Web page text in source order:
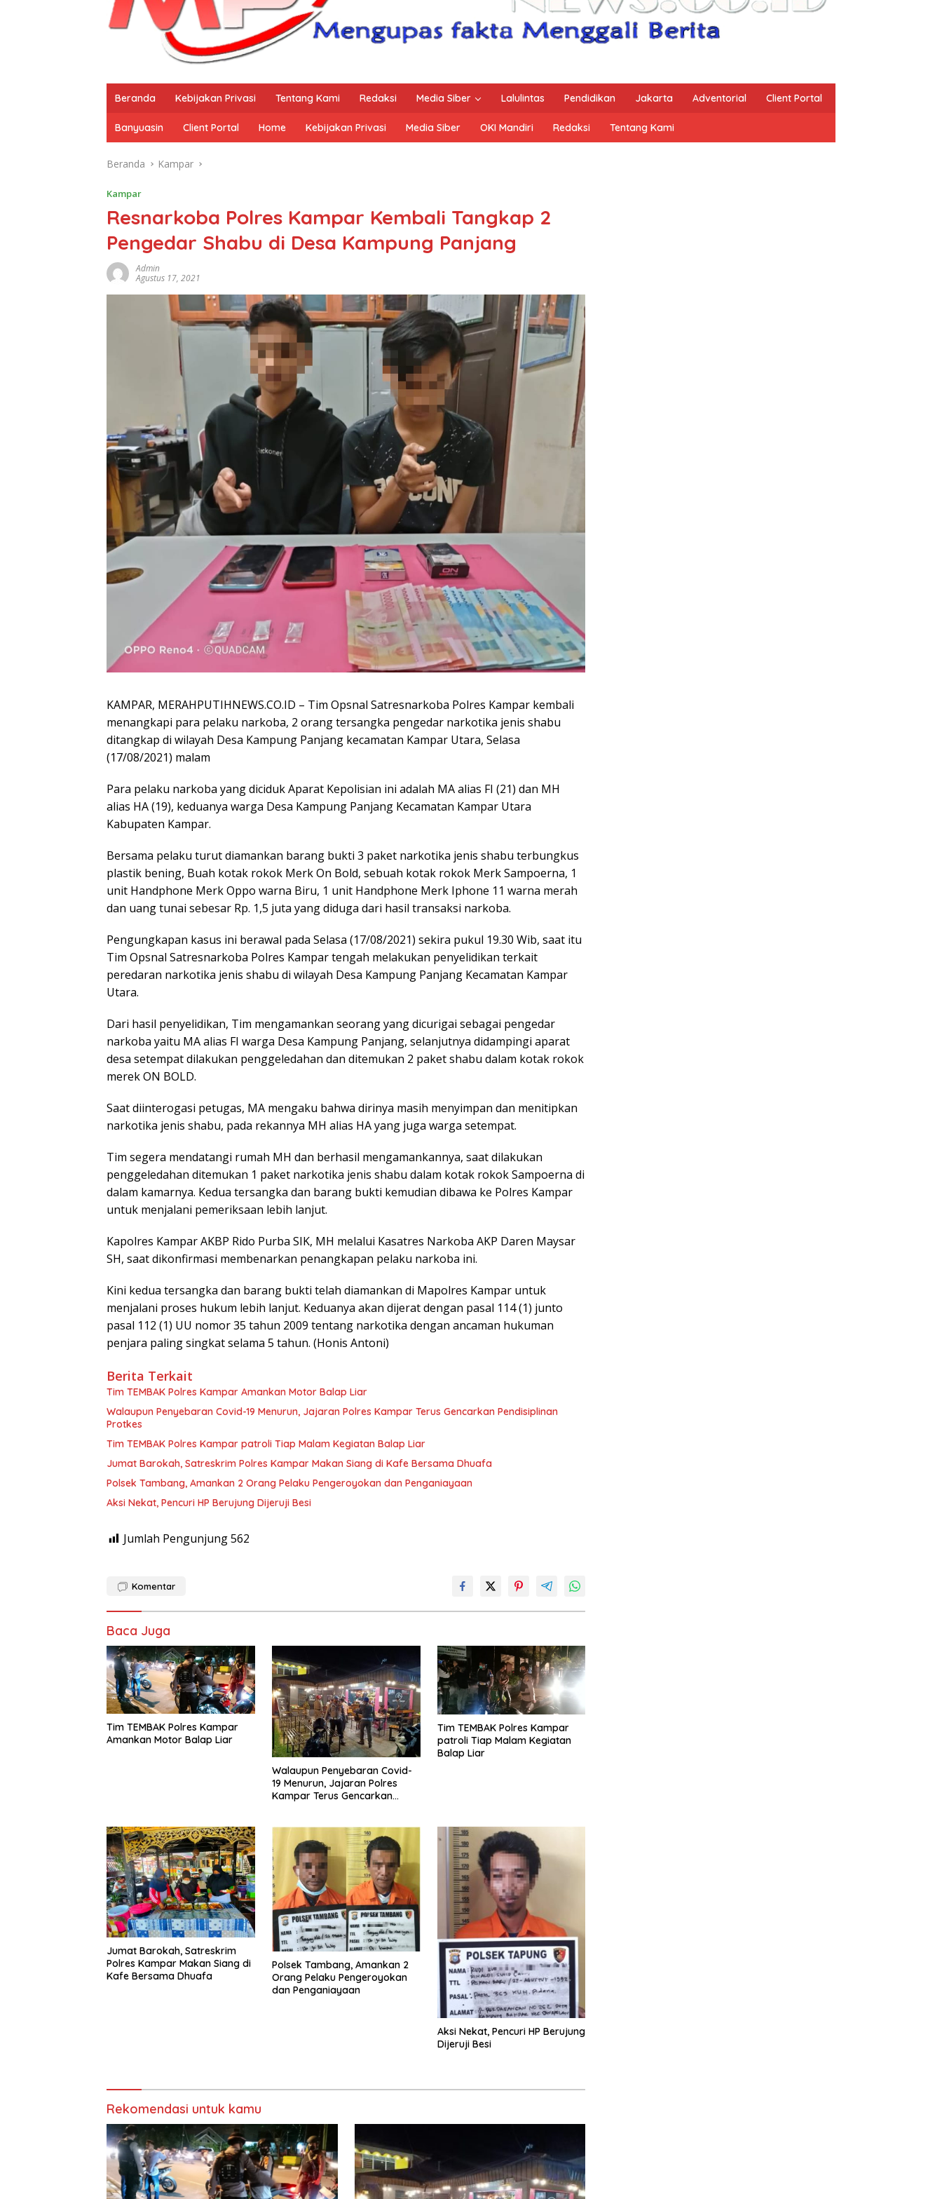
Beranda Kebijakan Privasi Tentang Kami Redaksi Media Siber Lalulintas Pendidikan Jakarta Adventorial Client Portal
Banyuasin Client Portal Home Kebijakan Privasi Media Siber OKI Mandiri Redaksi Tentang Kami
Beranda Kampar
Kampar
Resnarkoba Polres Kampar Kembali Tangkap 2
Pengedar Shabu di Desa Kampung Panjang
Admin
Agustus 17, 2021
KAMPAR, MERAHPUTIHNEWS.CO.ID – Tim Opsnal Satresnarkoba Polres Kampar kembali
menangkapi para pelaku narkoba, 2 orang tersangka pengedar narkotika jenis shabu
ditangkap di wilayah Desa Kampung Panjang kecamatan Kampar Utara, Selasa
(17/08/2021) malam
Para pelaku narkoba yang diciduk Aparat Kepolisian ini adalah MA alias FI (21) dan MH
alias HA (19), keduanya warga Desa Kampung Panjang Kecamatan Kampar Utara
Kabupaten Kampar.
Bersama pelaku turut diamankan barang bukti 3 paket narkotika jenis shabu terbungkus
plastik bening, Buah kotak rokok Merk On Bold, sebuah kotak rokok Merk Sampoerna, 1
unit Handphone Merk Oppo warna Biru, 1 unit Handphone Merk Iphone 11 warna merah
dan uang tunai sebesar Rp. 1,5 juta yang diduga dari hasil transaksi narkoba.
Pengungkapan kasus ini berawal pada Selasa (17/08/2021) sekira pukul 19.30 Wib, saat itu
Tim Opsnal Satresnarkoba Polres Kampar tengah melakukan penyelidikan terkait
peredaran narkotika jenis shabu di wilayah Desa Kampung Panjang Kecamatan Kampar
Utara.
Dari hasil penyelidikan, Tim mengamankan seorang yang dicurigai sebagai pengedar
narkoba yaitu MA alias FI warga Desa Kampung Panjang, selanjutnya didampingi aparat
desa setempat dilakukan penggeledahan dan ditemukan 2 paket shabu dalam kotak rokok
merek ON BOLD.
Saat diinterogasi petugas, MA mengaku bahwa dirinya masih menyimpan dan menitipkan
narkotika jenis shabu, pada rekannya MH alias HA yang juga warga setempat.
Tim segera mendatangi rumah MH dan berhasil mengamankannya, saat dilakukan
penggeledahan ditemukan 1 paket narkotika jenis shabu dalam kotak rokok Sampoerna di
dalam kamarnya. Kedua tersangka dan barang bukti kemudian dibawa ke Polres Kampar
untuk menjalani pemeriksaan lebih lanjut.
Kapolres Kampar AKBP Rido Purba SIK, MH melalui Kasatres Narkoba AKP Daren Maysar
SH, saat dikonfirmasi membenarkan penangkapan pelaku narkoba ini.
Kini kedua tersangka dan barang bukti telah diamankan di Mapolres Kampar untuk
menjalani proses hukum lebih lanjut. Keduanya akan dijerat dengan pasal 114 (1) junto
pasal 112 (1) UU nomor 35 tahun 2009 tentang narkotika dengan ancaman hukuman
penjara paling singkat selama 5 tahun. (Honis Antoni)
Berita Terkait
Tim TEMBAK Polres Kampar Amankan Motor Balap Liar
Walaupun Penyebaran Covid-19 Menurun, Jajaran Polres Kampar Terus Gencarkan Pendisiplinan
Protkes
Tim TEMBAK Polres Kampar patroli Tiap Malam Kegiatan Balap Liar
Jumat Barokah, Satreskrim Polres Kampar Makan Siang di Kafe Bersama Dhuafa
Polsek Tambang, Amankan 2 Orang Pelaku Pengeroyokan dan Penganiayaan
Aksi Nekat, Pencuri HP Berujung Dijeruji Besi
Jumlah Pengunjung562
Komentar
Baca Juga
Tim TEMBAK Polres Kampar
Amankan Motor Balap Liar
Walaupun Penyebaran Covid-
19 Menurun, Jajaran Polres
Kampar Terus Gencarkan
Tim TEMBAK Polres Kampar
patroli Tiap Malam Kegiatan
Balap Liar
Jumat Barokah, Satreskrim
Polres Kampar Makan Siang di
Kafe Bersama Dhuafa
Polsek Tambang, Amankan 2
Orang Pelaku Pengeroyokan
dan Penganiayaan
Aksi Nekat, Pencuri HP Berujung
Dijeruji Besi
Rekomendasi untuk kamu